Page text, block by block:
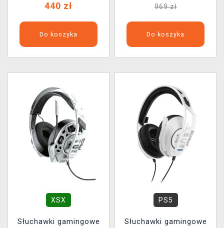
440 zł
Do koszyka
969 zł
Do koszyka
XSX
Słuchawki gamingowe
PS5
Słuchawki gamingowe